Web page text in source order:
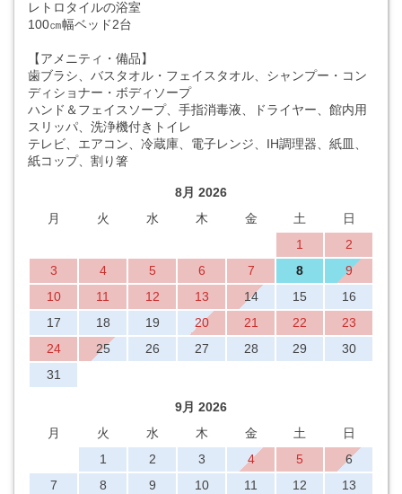
レトロタイルの浴室
100㎝幅ベッド2台
【アメニティ・備品】
歯ブラシ、バスタオル・フェイスタオル、シャンプー・コン
ディショナー・ボディソープ
ハンド＆フェイスソープ、手指消毒液、ドライヤー、館内用
スリッパ、洗浄機付きトイレ
テレビ、エアコン、冷蔵庫、電子レンジ、IH調理器、紙皿、
紙コップ、割り箸
8月 2026
月
火 水 木 金 土
日
1
2
3
4 5 6 7 8
9
10
11 12 13 14 15
16
17
18 19 20 21 22
23
24
25 26 27 28 29
30
31
9月 2026
月
火 水 木 金 土
日
1
2 3 4 5
6
7
8 9 10 11 12
13